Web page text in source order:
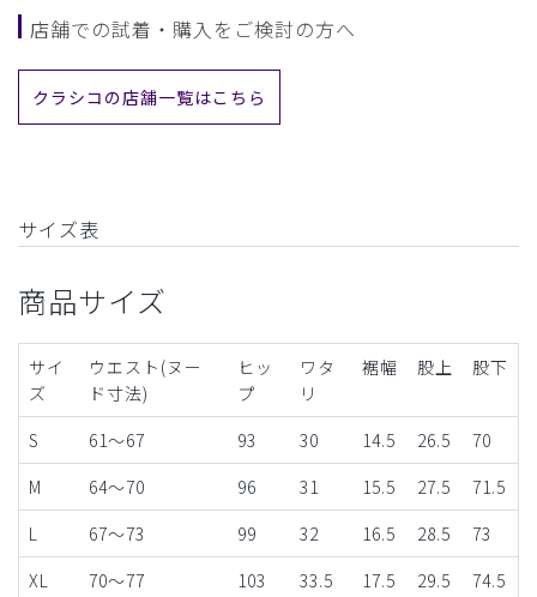
店舗での試着・購入をご検討の方へ
クラシコの店舗一覧はこちら
サイズ表
商品サイズ
サイ
ズ
ウエスト(ヌー
ド寸法)
ヒッ
プ
ワタ
リ
裾幅 股上 股下
S 61～67 93 30 14.5 26.5
70
M
64～70 96 31 15.5 27.5
71.5
L
67～73 99 32 16.5 28.5
73
XL
70～77 103 33.5 17.5 29.5
74.5